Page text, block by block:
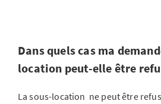
Dans quels cas ma
location peut-elle être
La sous-location ne peut être